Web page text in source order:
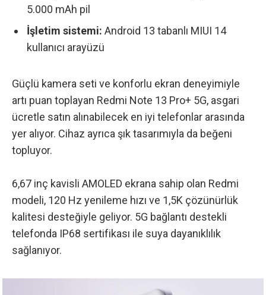
5.000 mAh pil
İşletim sistemi: Android 13 tabanlı MIUI 14
kullanıcı arayüzü
Güçlü kamera seti ve konforlu ekran deneyimiyle
artı puan toplayan Redmi Note 13 Pro+ 5G, asgari
ücretle satın alınabilecek en iyi telefonlar arasında
yer alıyor. Cihaz ayrıca şık tasarımıyla da beğeni
topluyor.
6,67 inç kavisli AMOLED ekrana sahip olan Redmi
modeli, 120 Hz yenileme hızı ve 1,5K çözünürlük
kalitesi desteğiyle geliyor. 5G bağlantı destekli
telefonda IP68 sertifikası ile suya dayanıklılık
sağlanıyor.